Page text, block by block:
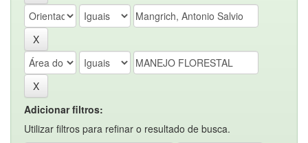
Adicionar filtros:
Utilizar filtros para refinar o resultado de busca.